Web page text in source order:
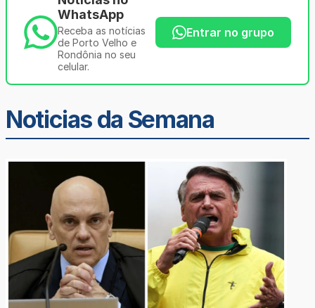
WhatsApp
Receba as notícias
de Porto Velho e
Rondônia no seu
celular.
Entrar no grupo
Noticias da Semana